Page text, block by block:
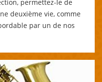
permettez-le de
deuxième vie, comme
par un de nos